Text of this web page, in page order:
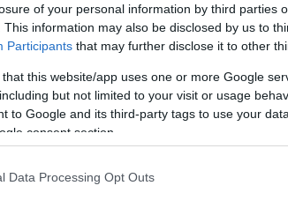
of your personal information by third parties
This information may also be disclosed by us to
Participants that may further disclose it to other
that this website/app uses one or more Google
but not limited to your visit or usage
to Google and its third-party tags to use your
consent section.
Data Processing Opt Outs
nyár életmód színes tippek horoszkóp június
borpárosítás